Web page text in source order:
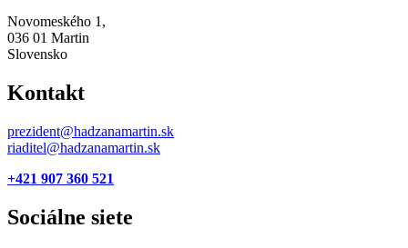
Novomeského 1,
036 01 Martin
Slovensko
Kontakt
prezident@hadzanamartin.sk
riaditel@hadzanamartin.sk
+421 907 360 521
Sociálne siete